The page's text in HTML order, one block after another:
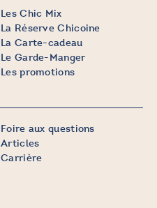
Les Chic Mix
La Réserve Chicoine
La Carte-cadeau
Le Garde-Manger
Les promotions
Foire aux questions
Articles
Carrière